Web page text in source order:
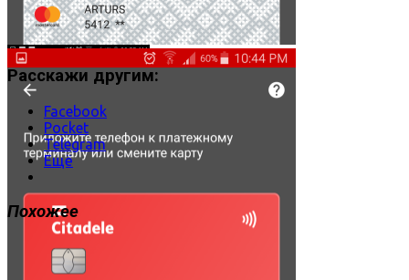
Расскажи другим:
Facebook
Pocket
Telegram
Ещё
Похожее